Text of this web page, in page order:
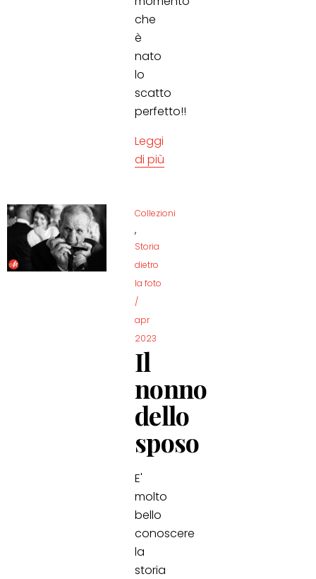
che
è
nato
lo
scatto
perfetto!!
Leggi
di più
Collezioni
,
Storia
dietro
la foto
/
apr
2023
Il
nonno
dello
sposo
E'
molto
bello
conoscere
la
storia